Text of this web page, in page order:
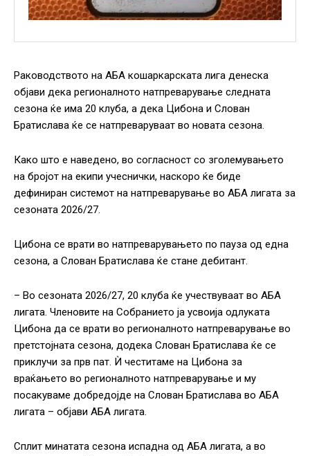
Раководството на АБА кошаркарската лига денеска
објави дека регионалното натпреварување следната
сезона ќе има 20 клуба, а дека Цибона и Слован
Братислава ќе се натпреваруваат во новата сезона.
Како што е наведено, во согласност со зголемувањето
на бројот на екипи учеснички, наскоро ќе биде
дефиниран системот на натпреварување во АБА лигата за
сезоната 2026/27.
Цибона се врати во натпреварувањето по пауза од една
сезона, а Слован Братислава ќе стане дебитант.
– Во сезоната 2026/27, 20 клуба ќе учествуваат во АБА
лигата. Членовите на Собранието ја усвоија одлуката
Цибона да се врати во регионалното натпреварување во
претстојната сезона, додека Слован Братислава ќе се
приклучи за прв пат. Ѝ честитаме на Цибона за
враќањето во регионалното натпреварување и му
посакуваме добредојде на Слован Братислава во АБА
лигата – објави АБА лигата.
Сплит минатата сезона испадна од АБА лигата, а во